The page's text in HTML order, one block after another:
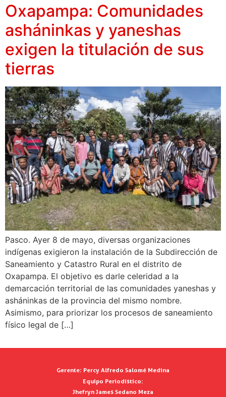
Oxapampa: Comunidades
asháninkas y yaneshas
exigen la titulación de sus
tierras
Pasco. Ayer 8 de mayo, diversas organizaciones
indígenas exigieron la instalación de la Subdirección de
Saneamiento y Catastro Rural en el distrito de
Oxapampa. El objetivo es darle celeridad a la
demarcación territorial de las comunidades yaneshas y
asháninkas de la provincia del mismo nombre.
Asimismo, para priorizar los procesos de saneamiento
físico legal de […]
Gerente: Percy Alfredo Salomé Medina
Equipo Periodístico:
Jhefryn James Sedano Meza